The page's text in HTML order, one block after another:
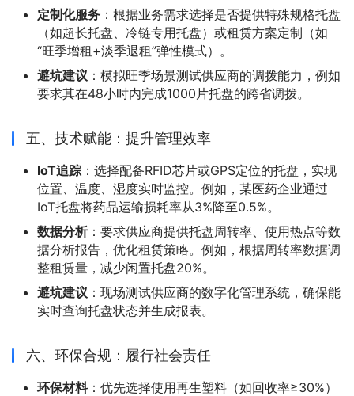
定制化服务 ：根据业务需求选择是否提供特殊规格托盘
（如超长托盘、冷链专用托盘）或租赁方案定制（如
“旺季增租+淡季退租”弹性模式）。
避坑建议 ：模拟旺季场景测试供应商的调拨能力，例如
要求其在48小时内完成1000片托盘的跨省调拨。
五、技术赋能：提升管理效率
IoT追踪 ：选择配备RFID芯片或GPS定位的托盘，实现
位置、温度、湿度实时监控。例如，某医药企业通过
IoT托盘将药品运输损耗率从3%降至0.5%。
数据分析：要求供应商提供托盘周转率、使用热点等数
据分析报告，优化租赁策略。例如，根据周转率数据调
整租赁量，减少闲置托盘20%。
避坑建议 ：现场测试供应商的数字化管理系统，确保能
实时查询托盘状态并生成报表。
六、环保合规：履行社会责任
环保材料：优先选择使用再生塑料（如回收率≥30%）